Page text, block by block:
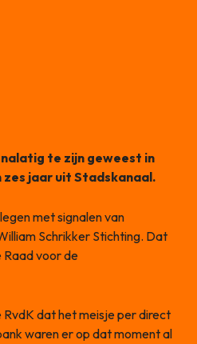
te zijn geweest in
jaar uit Stadskanaal.
met signalen van
Schrikker Stichting. Dat
Raad voor de
dat het meisje per direct
waren er op dat moment al